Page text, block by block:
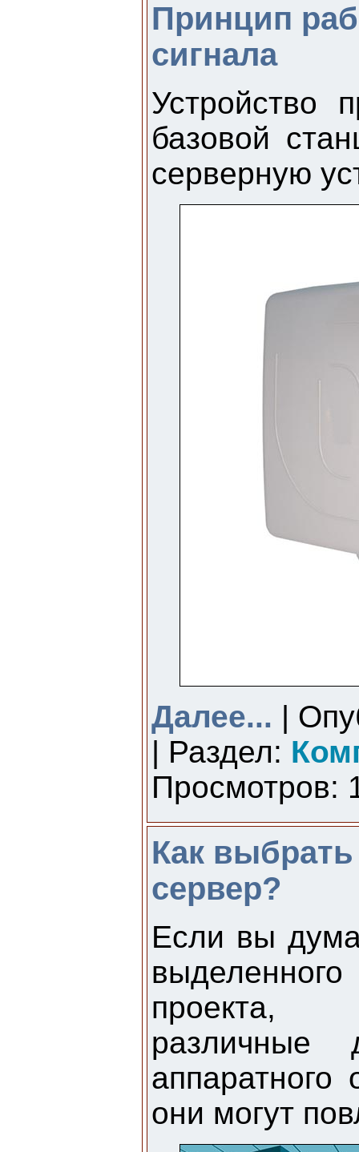
Принцип
сигнала
Устройство
базовой
серверную
Далее... |
| Раздел:
Просмотров:
Как
сервер?
Если вы
проекта,
различные
аппаратного
они могут